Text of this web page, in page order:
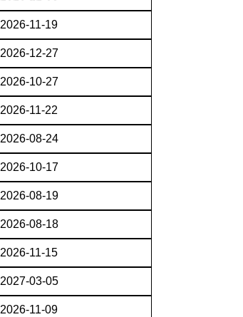
2026-11-19
2026-12-27
2026-10-27
2026-11-22
2026-08-24
2026-10-17
2026-08-19
2026-08-18
2026-11-15
2027-03-05
2026-11-09